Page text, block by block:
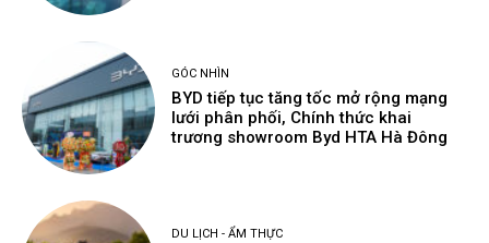
GÓC NHÌN
BYD tiếp tục tăng tốc mở rộng mạng
lưới phân phối, Chính thức khai
trương showroom Byd HTA Hà Đông
DU LỊCH - ẨM THỰC